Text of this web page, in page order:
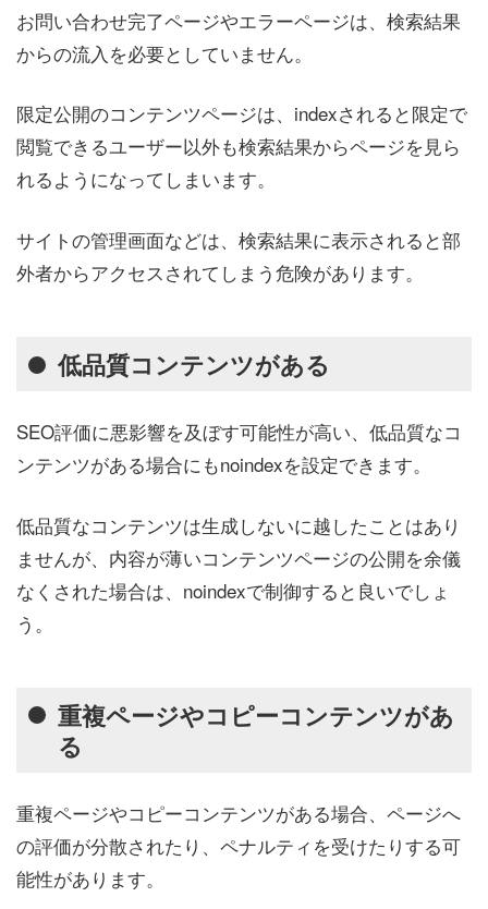
お問い合わせ完了ページやエラーページは、検索結果
からの流入を必要としていません。
限定公開のコンテンツページは、indexされると限定で
閲覧できるユーザー以外も検索結果からページを見ら
れるようになってしまいます。
サイトの管理画面などは、検索結果に表示されると部
外者からアクセスされてしまう危険があります。
低品質コンテンツがある
SEO評価に悪影響を及ぼす可能性が高い、低品質なコ
ンテンツがある場合にもnoindexを設定できます。
低品質なコンテンツは生成しないに越したことはあり
ませんが、内容が薄いコンテンツページの公開を余儀
なくされた場合は、noindexで制御すると良いでしょ
う。
重複ページやコピーコンテンツがあ
る
重複ページやコピーコンテンツがある場合、ページへ
の評価が分散されたり、ペナルティを受けたりする可
能性があります。